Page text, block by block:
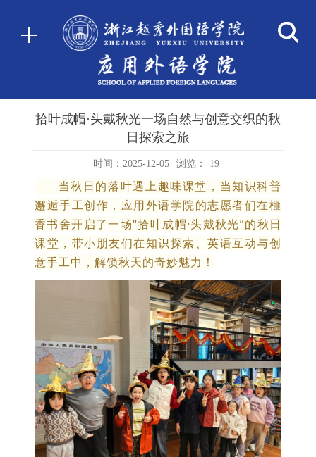
拾叶成帽·头戴秋光一场自然与创意交织的秋
日探索之旅
时间：2025-12-05 浏览： 19
当秋日的落叶遇上趣味课堂，当知识科普
邂逅手工创作，应用外语学院的志愿者们在榧
香书舍开启了一场“拾叶成帽·头戴秋光”的秋日
课堂，带小朋友们在知识探索、英语互动与创
意手工中，解锁秋天的奇妙魅力！